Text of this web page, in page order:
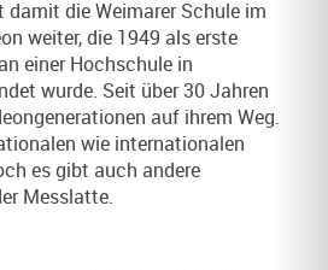
damit die Weimarer Schule im
weiter, die 1949 als erste
einer Hochschule in
wurde. Seit über 30 Jahren
auf ihrem Weg.
wie internationalen
es gibt auch andere
Messlatte.